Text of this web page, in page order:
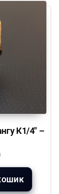
К1/4″ –